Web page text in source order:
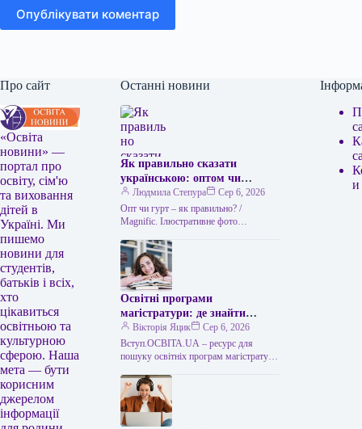
Опублікувати коментар
Про сайт
«Освіта
новини» —
портал про
освіту, сім'ю
та виховання
дітей в
Україні. Ми
пишемо
новини для
студентів,
батьків і всіх,
хто
цікавиться
освітньою та
культурною
сферою. Наша
мета — бути
корисним
джерелом
інформації
Останні новини
Як правильно сказати
українською: оптом чи
гуртом
Людмила Степура
Сер 6, 2026
Опт чи гурт – як правильно? /
Мagnific. Ілюстративне фото
часто пропонує два рівнозначні слова,
…
Освітні програми
магістратури: де знайти
відомості
Вікторія Яцик
Сер 6, 2026
Вступ.ОСВІТА.UA – ресурс для
пошуку освітніх програм магістратури
відомості Для вибору напряму
підготовки вступники до
магістратури…
и